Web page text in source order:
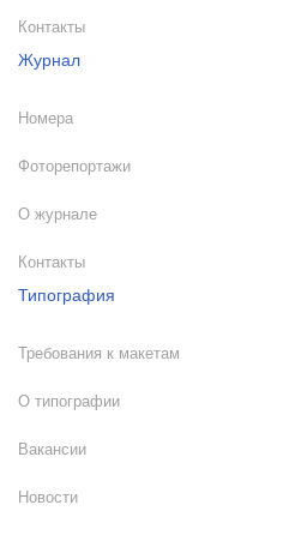
Контакты
Журнал
Номера
Фоторепортажи
О журнале
Контакты
Типография
Требования к макетам
О типографии
Вакансии
Новости